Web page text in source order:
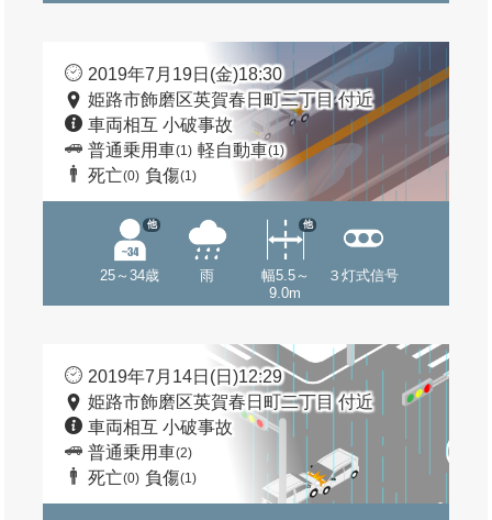
2019年7月19日(金)18:30
姫路市飾磨区英賀春日町二丁目 付近
車両相互 小破事故
普通乗用車(1) 軽自動車(1)
死亡(0) 負傷(1)
25～34歳
他
雨
幅5.5～
9.0m
他
３灯式信号
2019年7月14日(日)12:29
姫路市飾磨区英賀春日町二丁目 付近
車両相互 小破事故
普通乗用車(2)
死亡(0) 負傷(1)